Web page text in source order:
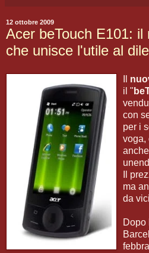
12 ottobre 2009
Acer beTouch E101:
che unisce l'utile al
il "
con
per i
voga,
Il
ma
da
Dopo